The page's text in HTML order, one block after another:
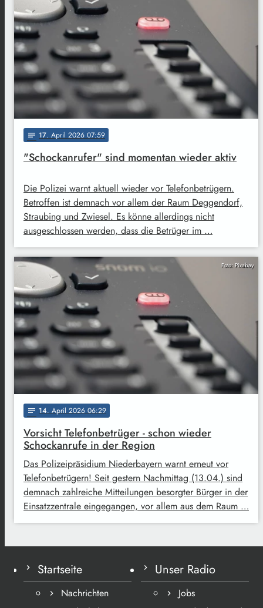
notes 17. April 2026 07:59
"Schockanrufer" sind momentan wieder aktiv
Die Polizei warnt aktuell wieder vor Telefonbetrügern.
Betroffen ist demnach vor allem der Raum Deggendorf,
Straubing und Zwiesel. Es könne allerdings nicht
ausgeschlossen werden, dass die Betrüger im …
Foto: Pixabay
notes 14. April 2026 06:29
Vorsicht Telefonbetrüger - schon wieder
Schockanrufe in der Region
Das Polizeipräsidium Niederbayern warnt erneut vor
Telefonbetrügern! Seit gestern Nachmittag (13.04.) sind
demnach zahlreiche Mitteilungen besorgter Bürger in der
Einsatzzentrale eingegangen, vor allem aus dem Raum …
Startseite
Nachrichten
Unser Radio
Jobs